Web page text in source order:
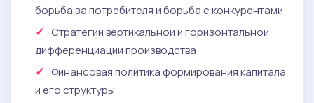
борьба за потребителя и борьба с конкурентами
Стратегии вертикальной и горизонтальной
дифференциации производства
Финансовая политика формирования капитала
и его структуры